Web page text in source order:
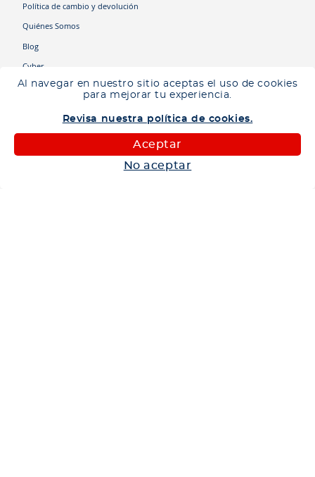
Al navegar en nuestro sitio aceptas el uso de cookies
para mejorar tu experiencia.
Revisa nuestra política de cookies.
Aceptar
No aceptar
Política de cambio y devolución
Quiénes Somos
Blog
Cyber